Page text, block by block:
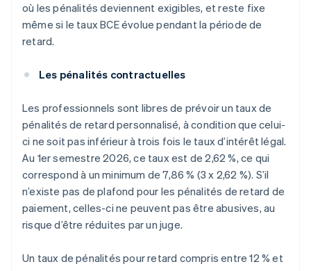
où les pénalités deviennent exigibles, et reste fixe
même si le taux BCE évolue pendant la période de
retard.
Les pénalités contractuelles
Les professionnels sont libres de prévoir un taux de
pénalités de retard personnalisé, à condition que celui-
ci ne soit pas inférieur à trois fois le taux d’intérêt légal.
Au 1er semestre 2026, ce taux est de 2,62 %, ce qui
correspond à un minimum de 7,86 % (3 x 2,62 %). S’il
n’existe pas de plafond pour les pénalités de retard de
paiement, celles-ci ne peuvent pas être abusives, au
risque d’être réduites par un juge.
Un taux de pénalités pour retard compris entre 12 % et